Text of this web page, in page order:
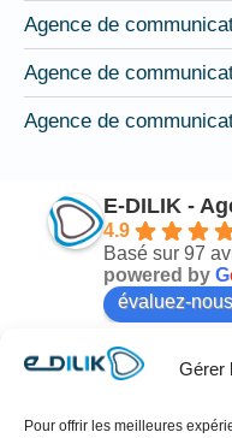
Gérer
Pour offrir les meilleures
Agence de
Agence de
Agence de
E-DILIK -
4.9
Basé sur 97
powered by G
évaluez-